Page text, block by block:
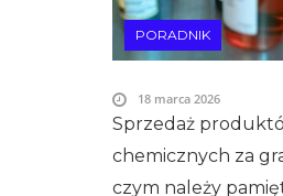
PORADNIK
Sprzedaż
chemicznych za
czym należy
18 marca 2026